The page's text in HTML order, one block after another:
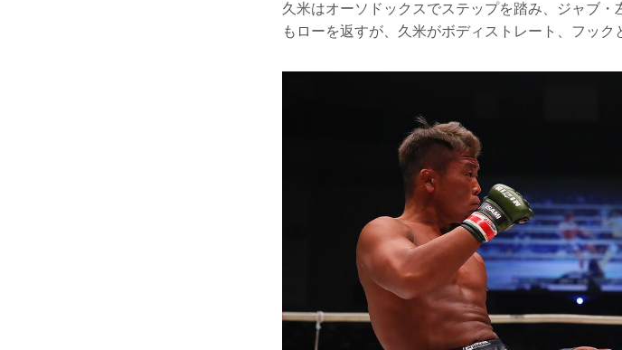
久米はオーソドックスでステップを踏み、ジャブ
もローを返すが、久米がボディストレート、フック